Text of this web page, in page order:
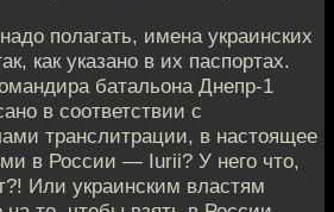
полагать, имена украинских
как указано в их паспортах.
батальона Днепр-1
в соответствии с
транслитрации, в настоящее
в России — Iurii? У него что,
Или украинским властям